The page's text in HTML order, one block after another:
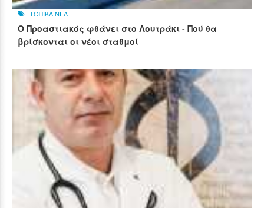
ΤΟΠΙΚΑ ΝΕΑ
Ο Προαστιακός φθάνει στο Λουτράκι - Πού θα
βρίσκονται οι νέοι σταθμοί